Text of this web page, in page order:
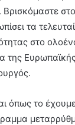
τα
στο
της
όπως το